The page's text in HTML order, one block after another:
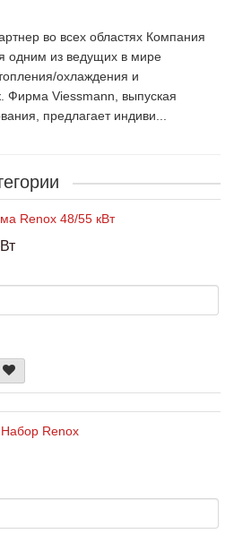
во всех областях Компания
одним из ведущих в мире
охлаждения и
Фирма Viessmann, выпуская
предлагает индиви...